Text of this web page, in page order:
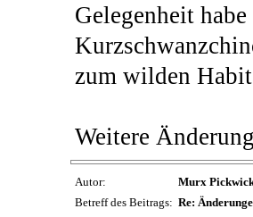
Gelegenheit
zum wilden
Weitere
Autor: Murx
Betreff des Beitrags: Re: